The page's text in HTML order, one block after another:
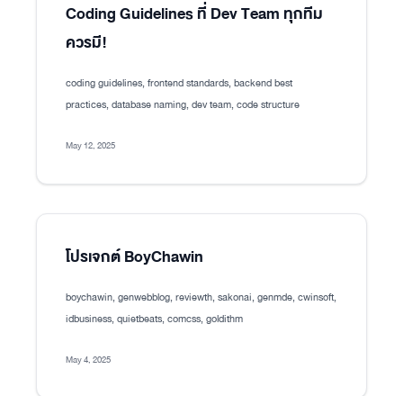
Coding Guidelines ที่ Dev Team ทุกทีม
ควรมี!
coding guidelines, frontend standards, backend best
practices, database naming, dev team, code structure
May 12, 2025
โปรเจกต์ BoyChawin
boychawin, genwebblog, reviewth, sakonai, genmde, cwinsoft,
idbusiness, quietbeats, comcss, goldithm
May 4, 2025